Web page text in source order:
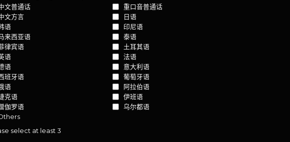
文普通话
重口音普通话
文方言
日语
语
印尼语
来西亚语
泰语
律宾语
土耳其语
语
法语
语
意大利语
班牙语
葡萄牙语
语
阿拉伯语
克语
伊班语
伽罗语
乌尔都语
select at least 3